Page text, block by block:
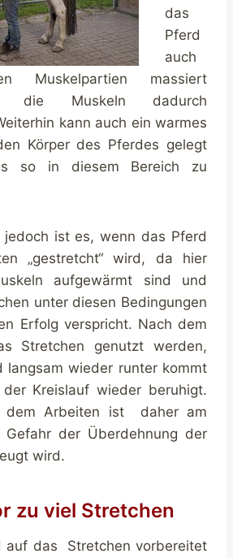
das
Pferd
auch
Muskelpartien massiert
die Muskeln dadurch
kann auch ein warmes
Körper des Pferdes gelegt
so in diesem Bereich zu
jedoch ist es, wenn das Pferd
„gestretcht“ wird, da hier
aufgewärmt sind und
unter diesen Bedingungen
Erfolg verspricht. Nach dem
Stretchen genutzt werden,
langsam wieder runter kommt
Kreislauf wieder beruhigt.
dem Arbeiten ist daher am
der Überdehnung der
wird.
zu viel Stretchen
auf das Stretchen vorbereitet